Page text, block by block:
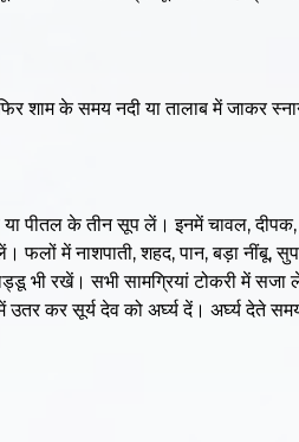
शाम के समय नदी या तालाब में जाकर
या पीतल के तीन सूप लें। इनमें चावल,
में नाशपाती, शहद, पान, बड़ा नींबू,
भी रखें। सभी सामग्रियां टोकरी में सजा
कर सूर्य देव को अर्घ्य दें। अर्घ्य देते